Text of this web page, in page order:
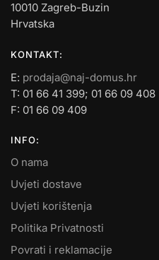
10010 Zagreb-Buzin
Hrvatska
KONTAKT:
E: prodaja@naj-domus.hr
T: 01 66 41 399; 01 66 09 408
F: 01 66 09 409
INFO:
O nama
Uvjeti dostave
Uvjeti korištenja
Politika Privatnosti
Povrati i reklamacije